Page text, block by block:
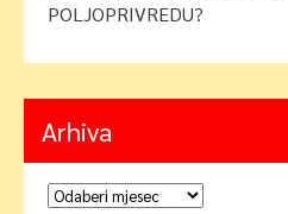
POLJOPRIVREDU?
Arhiva
Arhiva